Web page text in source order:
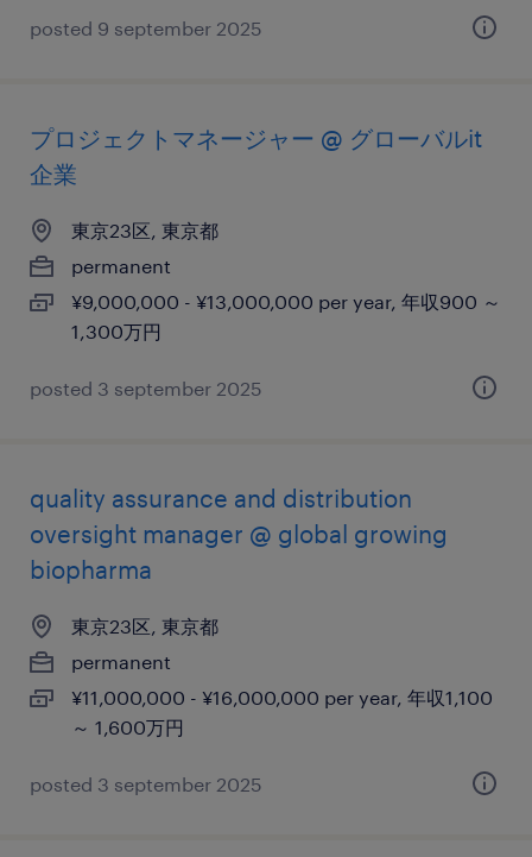
posted 9 september 2025
プロジェクトマネージャー @ グローバルit
企業
東京23区, 東京都
permanent
¥9,000,000 - ¥13,000,000 per year, 年収900 ～
1,300万円
posted 3 september 2025
quality assurance and distribution
oversight manager @ global growing
biopharma
東京23区, 東京都
permanent
¥11,000,000 - ¥16,000,000 per year, 年収1,100
～ 1,600万円
posted 3 september 2025